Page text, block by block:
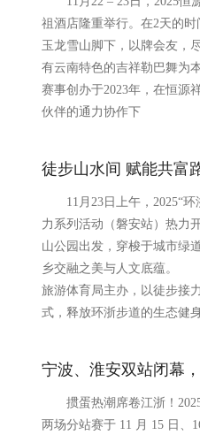
祖酒店隆重举行。在2天的
玉龙雪山脚下，以牌会友
有云南特色的吉祥勒巴舞
赛事创办于2023年，在恒源
伙伴的通力协作下
徒步山水间 赋能共
11月23日上午，2025“环
力系列活动（磐安站）热力
山公园出发，穿梭于城市绿
乡交融之美与人文底蕴。
旅游体育局主办，以徒步接
式，释放环浙步道的生态健
宁波、淮安双站闭幕
掼蛋热潮席卷江浙！
两场分站赛于 11 月 15 日、